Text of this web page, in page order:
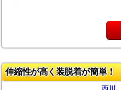
伸縮性が高く装脱着が簡単！